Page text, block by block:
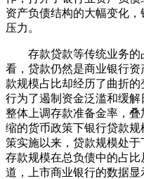
资产负债结构的大幅变化
压力。
存款贷款等传统业务的
看，贷款仍然是商业银行
款规模占比却经历了曲折的
行为了遏制资金泛滥和缓
整体上调存款准备金率，
缩的货币政策下银行贷款规
策实施以来，贷款规模处于
存款规模在总负债中的占比
道，上市商业银行的数据显